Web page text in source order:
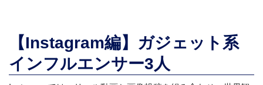
【Instagram編】ガジェット系
インフルエンサー3人